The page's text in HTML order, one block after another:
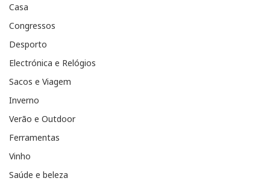
Casa
Congressos
Desporto
Electrónica e Relógios
Sacos e Viagem
Inverno
Verão e Outdoor
Ferramentas
Vinho
Saúde e beleza